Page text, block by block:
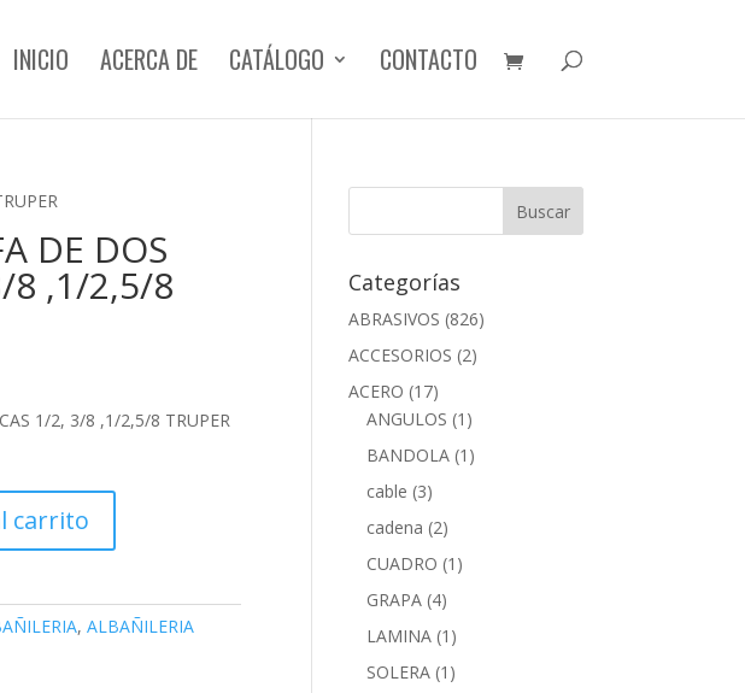
INICIO ACERCA DE CATÁLOGO CONTACTO
DE DOS
8 ,1/2,5/8
1/2, 3/8 ,1/2,5/8 TRUPER
carrito
,ALBAÑILERIA
Categorías
ABRASIVOS (826)
ACCESORIOS (2)
ACERO (17)
ANGULOS (1)
BANDOLA (1)
cable (3)
cadena (2)
CUADRO (1)
GRAPA (4)
LAMINA (1)
SOLERA (1)